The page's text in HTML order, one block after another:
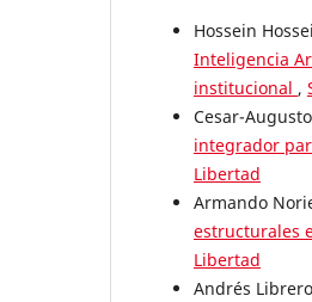
Hossein
Inteligencia
institucional ,
Cesar-
integrador
Libertad
Armando
estructurales
Libertad
Andrés